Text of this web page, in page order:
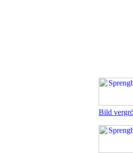
Bild